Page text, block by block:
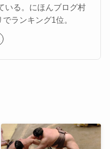
いる。にほんブログ村
ランキング1位。